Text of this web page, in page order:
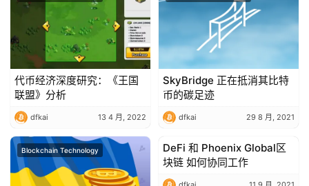
代币经济深度研究：《王国
联盟》分析
dfkai 13 4 月, 2022
SkyBridge 正在抵消其比特
币的碳足迹
dfkai 29 8 月, 2021
Blockchain Technology Blockchain Technology
DeFi 和 Phoenix Global区
块链 如何协同工作